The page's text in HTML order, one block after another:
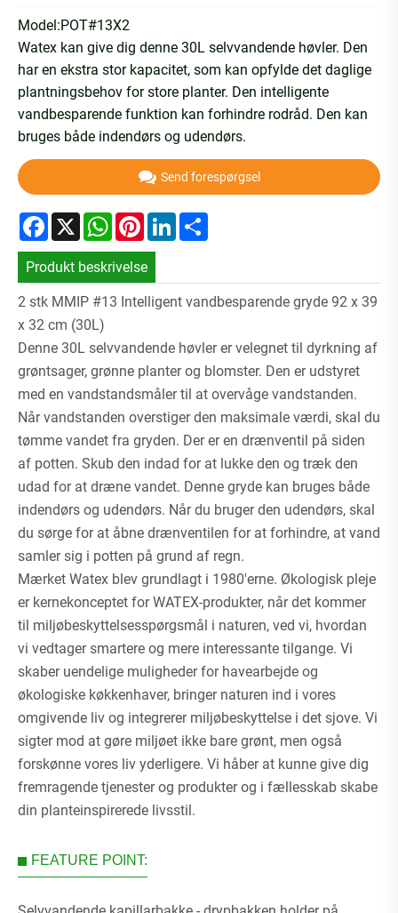
Model:POT#13X2
Watex kan give dig denne 30L selvvandende høvler. Den
har en ekstra stor kapacitet, som kan opfylde det daglige
plantningsbehov for store planter. Den intelligente
vandbesparende funktion kan forhindre rodråd. Den kan
bruges både indendørs og udendørs.
Send forespørgsel
Facebook
X WhatsApp
PinterestLinkedIn
Produkt beskrivelse
2 stk MMIP #13 Intelligent vandbesparende gryde 92 x 39
x 32 cm (30L)
Denne 30L selvvandende høvler er velegnet til dyrkning af
grøntsager, grønne planter og blomster. Den er udstyret
med en vandstandsmåler til at overvåge vandstanden.
Når vandstanden overstiger den maksimale værdi, skal du
tømme vandet fra gryden. Der er en drænventil på siden
af ​​potten. Skub den indad for at lukke den og træk den
udad for at dræne vandet. Denne gryde kan bruges både
indendørs og udendørs. Når du bruger den udendørs, skal
du sørge for at åbne drænventilen for at forhindre, at vand
samler sig i potten på grund af regn.
Mærket Watex blev grundlagt i 1980'erne. Økologisk pleje
er kernekonceptet for WATEX-produkter, når det kommer
til miljøbeskyttelsesspørgsmål i naturen, ved vi, hvordan
vi vedtager smartere og mere interessante tilgange. Vi
skaber uendelige muligheder for havearbejde og
økologiske køkkenhaver, bringer naturen ind i vores
omgivende liv og integrerer miljøbeskyttelse i det sjove. Vi
sigter mod at gøre miljøet ikke bare grønt, men også
forskønne vores liv yderligere. Vi håber at kunne give dig
fremragende tjenester og produkter og i fællesskab skabe
din planteinspirerede livsstil.
FEATURE POINT: